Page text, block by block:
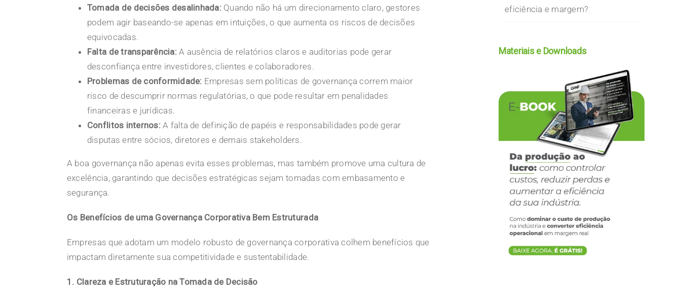
Tomada de decisões desalinhada: Quando não há um direcionamento claro, gestores
podem agir baseando-se apenas em intuições, o que aumenta os riscos de decisões
equivocadas.
Falta de transparência: A ausência de relatórios claros e auditorias pode gerar
desconfiança entre investidores, clientes e colaboradores.
Problemas de conformidade: Empresas sem políticas de governança correm maior
risco de descumprir normas regulatórias, o que pode resultar em penalidades
financeiras e jurídicas.
Conflitos internos: A falta de definição de papéis e responsabilidades pode gerar
disputas entre sócios, diretores e demais stakeholders.
A boa governança não apenas evita esses problemas, mas também promove uma cultura de
excelência, garantindo que decisões estratégicas sejam tomadas com embasamento e
segurança.
Os Benefícios de uma Governança Corporativa Bem Estruturada
Empresas que adotam um modelo robusto de governança corporativa colhem benefícios que
impactam diretamente sua competitividade e sustentabilidade.
1. Clareza e Estruturação na Tomada de Decisão
eficiência e margem?
Materiais e Downloads